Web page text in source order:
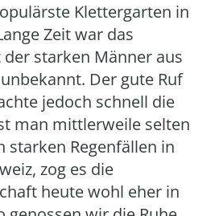
Klettergarten in
Zeit war das
starken Männer aus
Der gute Ruf
jedoch schnell die
man mittlerweile selten
starken Regenfällen in
zog es die
heute wohl eher in